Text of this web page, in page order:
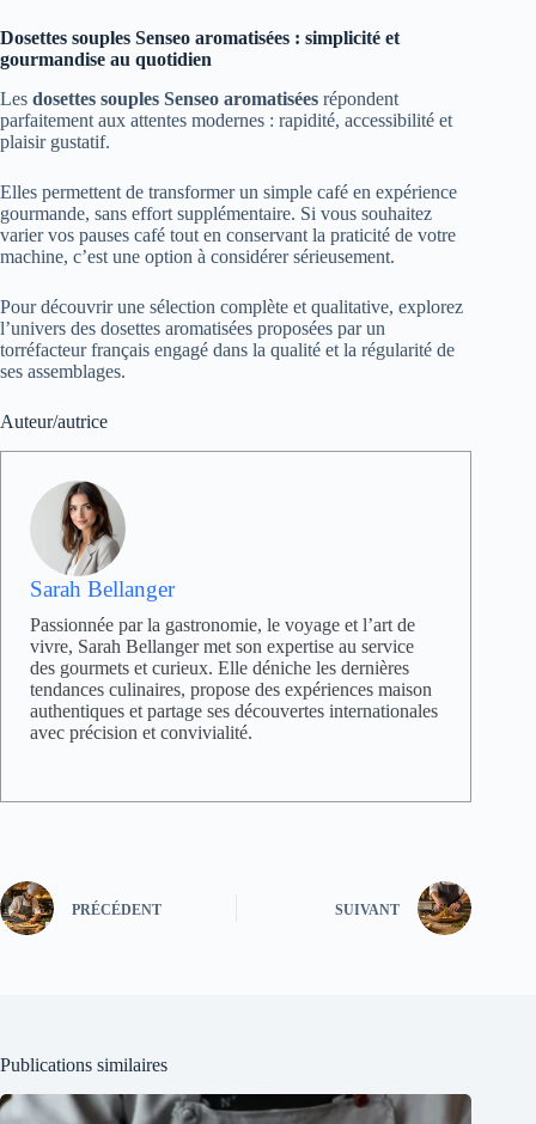
Dosettes souples Senseo aromatisées : simplicité et
gourmandise au quotidien
Les dosettes souples Senseo aromatisées répondent
parfaitement aux attentes modernes : rapidité, accessibilité et
plaisir gustatif.
Elles permettent de transformer un simple café en expérience
gourmande, sans effort supplémentaire. Si vous souhaitez
varier vos pauses café tout en conservant la praticité de votre
machine, c’est une option à considérer sérieusement.
Pour découvrir une sélection complète et qualitative, explorez
l’univers des dosettes aromatisées proposées par un
torréfacteur français engagé dans la qualité et la régularité de
ses assemblages.
Auteur/autrice
Sarah Bellanger
Passionnée par la gastronomie, le voyage et l’art de
vivre, Sarah Bellanger met son expertise au service
des gourmets et curieux. Elle déniche les dernières
tendances culinaires, propose des expériences maison
authentiques et partage ses découvertes internationales
avec précision et convivialité.
PRÉCÉDENT SUIVANT
Publications similaires